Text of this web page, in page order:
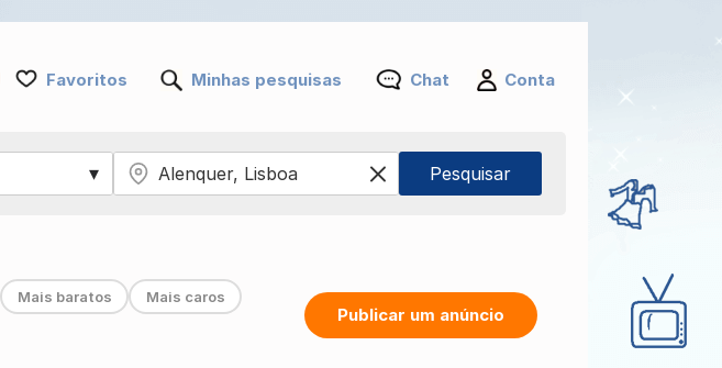
Favoritos Minhas pesquisas Chat Conta
Mais baratos Mais caros
Publicar um anúncio